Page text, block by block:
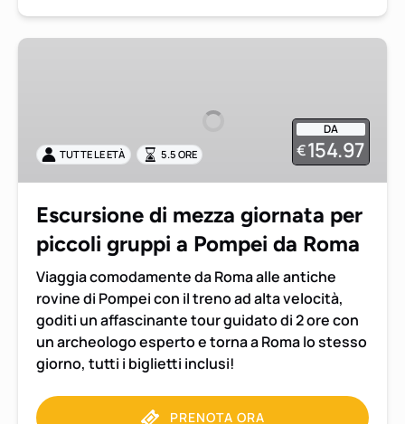
Escursione
piccoli
gruppi
Pompei
DA
€154.97
TUTTE LE ETÀ 5.5 ORE
Escursione di mezza giornata per
piccoli gruppi a Pompei da Roma
Viaggia comodamente da Roma alle antiche
rovine di Pompei con il treno ad alta velocità,
goditi un affascinante tour guidato di 2 ore con
un archeologo esperto e torna a Roma lo stesso
giorno, tutti i biglietti inclusi!
PRENOTA ORA